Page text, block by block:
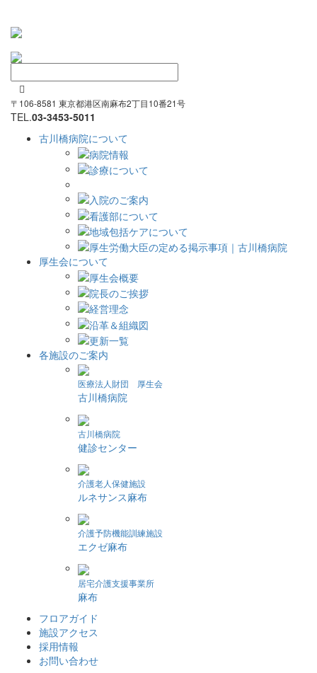

〒106-8581 東京都港区南麻布2丁目10番21号
TEL.03-3453-5011
古川橋病院について
厚生会について
各施設のご案内
医療法人財団 厚生会
古川橋病院
古川橋病院
健診センター
介護老人保健施設
ルネサンス麻布
介護予防機能訓練施設
エクゼ麻布
居宅介護支援事業所
麻布
フロアガイド
施設アクセス
採用情報
お問い合わせ